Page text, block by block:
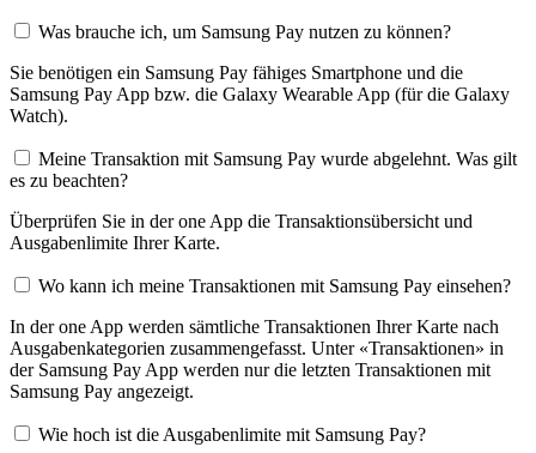
Was brauche ich, um Samsung Pay nutzen zu können?
Sie benötigen ein Samsung Pay fähiges Smartphone und die
Samsung Pay App bzw. die Galaxy Wearable App (für die Galaxy
Watch).
Meine Transaktion mit Samsung Pay wurde abgelehnt. Was gilt
es zu beachten?
Überprüfen Sie in der one App die Transaktionsübersicht und
Ausgabenlimite Ihrer Karte.
Wo kann ich meine Transaktionen mit Samsung Pay einsehen?
In der one App werden sämtliche Transaktionen Ihrer Karte nach
Ausgabenkategorien zusammengefasst. Unter «Transaktionen» in
der Samsung Pay App werden nur die letzten Transaktionen mit
Samsung Pay angezeigt.
Wie hoch ist die Ausgabenlimite mit Samsung Pay?